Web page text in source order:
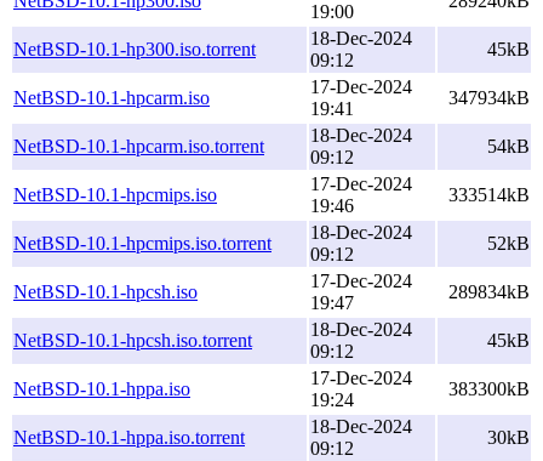
19:00
NetBSD-10.1-hp300.iso.torrent
18-Dec-2024
09:12
45kB
NetBSD-10.1-hpcarm.iso
17-Dec-2024
19:41
347934kB
NetBSD-10.1-hpcarm.iso.torrent
18-Dec-2024
09:12
54kB
NetBSD-10.1-hpcmips.iso
17-Dec-2024
19:46
333514kB
NetBSD-10.1-hpcmips.iso.torrent
18-Dec-2024
09:12
52kB
NetBSD-10.1-hpcsh.iso
17-Dec-2024
19:47
289834kB
NetBSD-10.1-hpcsh.iso.torrent
18-Dec-2024
09:12
45kB
NetBSD-10.1-hppa.iso
17-Dec-2024
19:24
383300kB
NetBSD-10.1-hppa.iso.torrent
18-Dec-2024
09:12
30kB